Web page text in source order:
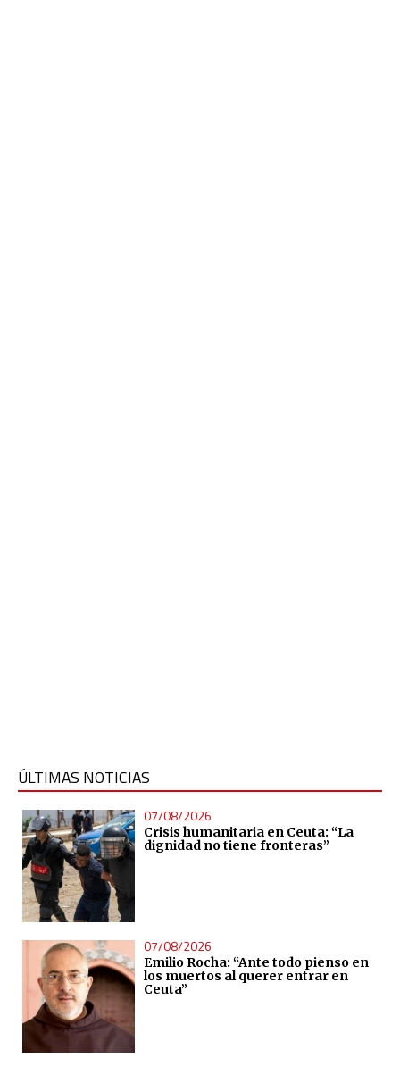
ÚLTIMAS NOTICIAS
07/08/2026
Crisis humanitaria en Ceuta: “La
dignidad no tiene fronteras”
07/08/2026
Emilio Rocha: “Ante todo pienso en
los muertos al querer entrar en
Ceuta”